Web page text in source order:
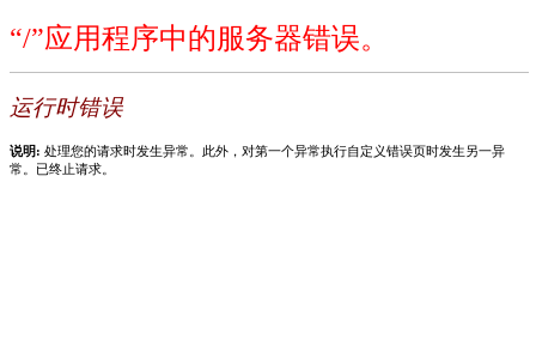
“/”应用程序中的服务器错误。
运行时错误
说明: 处理您的请求时发生异常。此外，对第一个异常执行自定义错误页时发生另一异
常。已终止请求。